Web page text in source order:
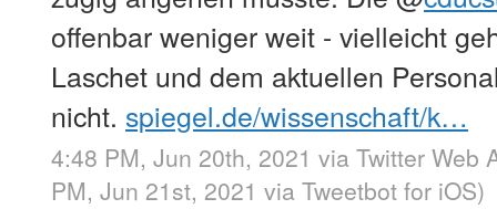
offenbar weniger weit - vielleicht
Laschet und dem aktuellen
nicht. spiegel.de/wissenschaft/k…
4:48 PM, Jun 20th, 2021 via Twitter Web
PM, Jun 21st, 2021 via Tweetbot for iΟS)